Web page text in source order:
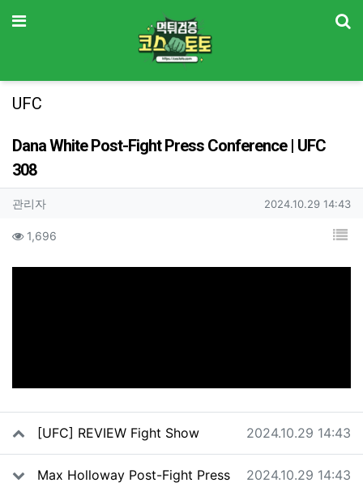
메뉴
UFC
Dana White Post-Fight Press Conference | UFC
308
작성자 정보
관리자작성 작성일
2024.10.29 14:43
컨텐츠 정보
1,696 목
관련자료
[UFC] REVIEW Fight Show 작성일
2024.10.29 14:43
Max Holloway Post-Fight Press
작성일
2024.10.29 14:43